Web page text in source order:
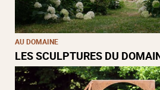
AU DOMAINE
LES SCULPTURES DU